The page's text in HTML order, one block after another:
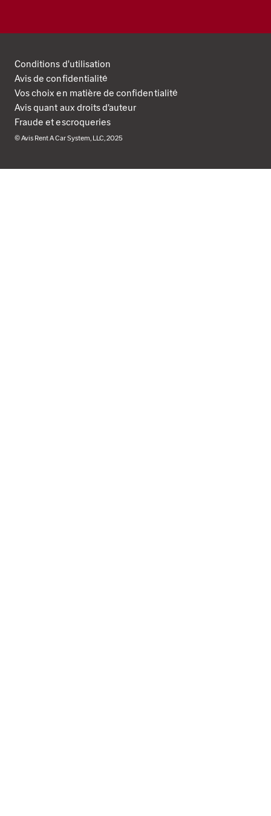
Conditions d'utilisation
Avis de confidentialité
Vos choix en matière de confidentialité
Avis quant aux droits d’auteur
Fraude et escroqueries
© Avis Rent A Car System, LLC, 2025